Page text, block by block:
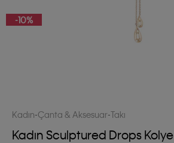
-10%
Kadın Çanta & Aksesuar Takı
Kadın Sculptured Drops Kolye